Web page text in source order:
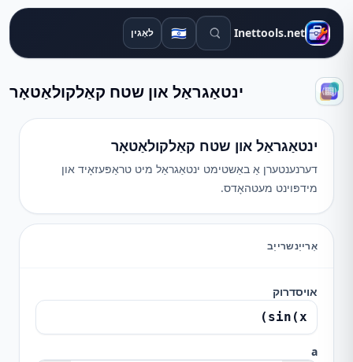
Inettools.net זוכן מכשירים
🇮🇱 לאָגין
ינטאַגראַל און שטח קאַלקולאַטאָר
ינטאַגראַל און שטח קאַלקולאַטאָר
דערנענטערן אַ באַשטימט ינטאַגראַל מיט טראַפּעזאָיד און
מידפּוינט מעטהאָדס.
אַרייַנשרייַב
אויסדרוק
a